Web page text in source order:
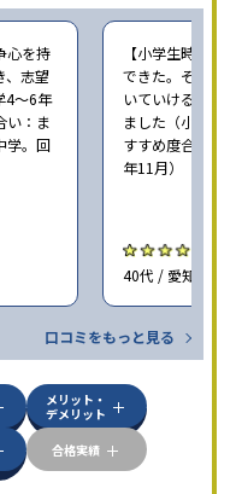
心を持
、志望
4〜6年
い：ま
学。回
【小学生時の通
できた。そして
いていける学力
ました（小学4
すすめ度合い：
年11月）
40代 / 愛知県 女
口コミをもっと見る
メリット・
デメリット
合格実績